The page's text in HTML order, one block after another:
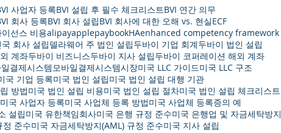
사업자 등록BVI 설립 후 필수 체크리스트BVI 연간 의무
회사 등록BVI 회사 설립BVI 회사에 대한 오해 vs. 현실ECF
이선스 비용alipayapplepaybookHAenhanced competency framework
회사 설립델라웨어 주 법인 설립두바이 기업 회계두바이 법인 설립
계좌두바이 비즈니스두바이 지사 설립두바이 코퍼레이션 해외 계좌
결제시스템모바일결제시스템시장미국 LLC 가이드미국 LLC 구조
국 기업 등록미국 법인 설립미국 법인 설립 대행 기관
방법미국 법인 설립 비용미국 법인 설립 절차미국 법인 설립 체크리스트
미국 사업자 등록미국 사업체 등록 방법미국 사업체 등록증의 예
설립미국 유한책임회사미국 은행 규정 준수미국 은행업 및 자금세탁방지
정 준수미국 자금세탁방지(AML) 규정 준수미국 지사 설립